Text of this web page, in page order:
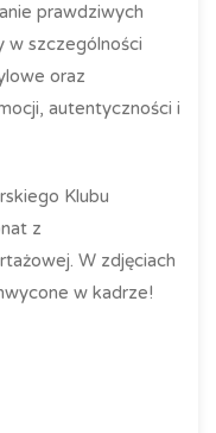
prawdziwych
w szczególności
oraz
autentyczności i
Klubu
z
W zdjęciach
w kadrze!